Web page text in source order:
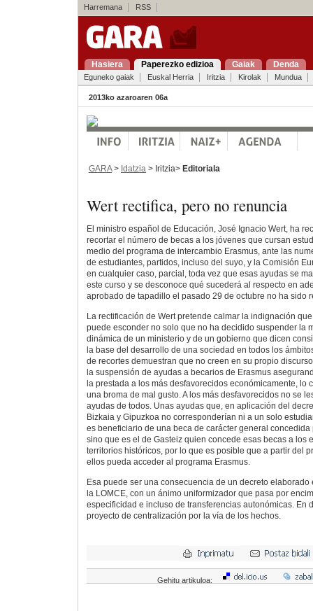
Harremana RSS
Hasiera Paperezko edizioa Gaiak Denda
Eguneko gaiak Euskal Herria Iritzia Kirolak Mundua
2013ko azaroaren 06a
GARA> Idatzia > Iritzia> Editoriala
Wert rectifica, pero no renuncia
El ministro español de Educación, José Ignacio Wert, ha
recortar el número de becas a los jóvenes que cursan
medio del programa de intercambio Erasmus, ante las
de estudiantes, partidos, incluso del suyo, y la Comisión
en cualquier caso, parcial, toda vez que esas ayudas se
este curso y se desconoce qué sucederá al respecto en
aprobado de tapadillo el pasado 29 de octubre no ha sido
La rectificación de Wert pretende calmar la indignación
puede esconder no solo que no ha decidido suspender la
dinámica de un ministerio y de un gobierno que dicen
la base del desarrollo de una sociedad en todos los
de recortes demuestran que no creen en su propio
la suspensión de ayudas a becarios de Erasmus
la prestada a los más desfavorecidos económicamente, lo
una broma de mal gusto. A los más desfavorecidos no se
ayudas de todos. Unas ayudas que, en aplicación del
Bizkaia y Gipuzkoa no corresponderían ni a un solo
es beneficiario de una beca de carácter general
sino que es el de Gasteiz quien concede esas becas a los
territorios históricos, por lo que es posible que a partir del
ellos pueda acceder al programa Erasmus.
Esa puede ser una consecuencia de un decreto
la LOMCE, con un ánimo uniformizador que pasa por
especificidad e incluso de transferencias autonómicas. En
proyecto de centralización por la vía de los hechos.
Gehitu artikuloa: